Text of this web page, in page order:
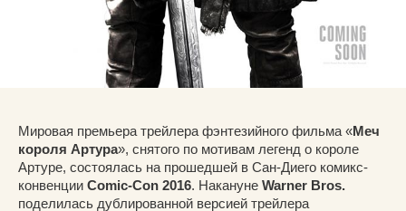
Мировая премьера трейлера фэнтезийного фильма «Меч
короля Артура», снятого по мотивам легенд о короле
Артуре, состоялась на прошедшей в Сан-Диего комикс-
конвенции Comic-Con 2016. Накануне Warner Bros.
поделилась дублированной версией трейлера